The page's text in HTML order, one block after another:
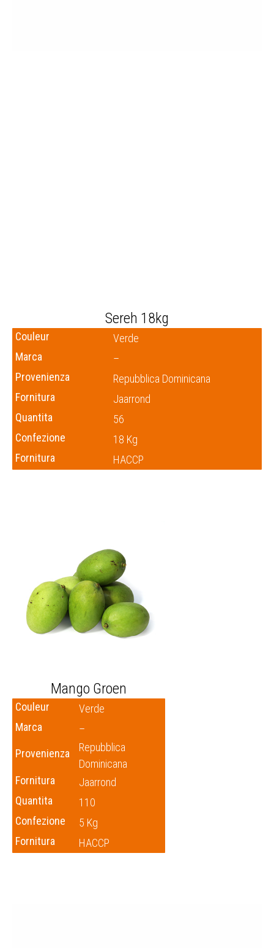
Sereh 18kg
Couleur
Verde
Marca
–
Provenienza
Repubblica Dominicana
Fornitura
Jaarrond
Quantita
56
Confezione
18 Kg
Fornitura
HACCP
Mango Groen
Couleur
Verde
Marca
–
Provenienza
Repubblica
Dominicana
Fornitura
Jaarrond
Quantita
110
Confezione
5 Kg
Fornitura
HACCP